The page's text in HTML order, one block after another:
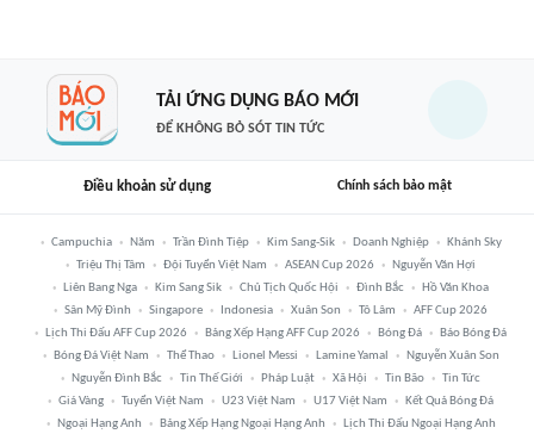
TẢI ỨNG DỤNG BÁO MỚI
ĐỂ KHÔNG BỎ SÓT TIN TỨC
Điều khoản sử dụng Chính sách bảo mật
Campuchia Năm Trần Đình Tiệp Kim Sang-Sik Doanh Nghiệp
Khánh Sky
Triệu Thị Tâm
Đội Tuyển Việt Nam ASEAN Cup 2026
Nguyễn Văn Hợi
Liên Bang Nga
Kim Sang Sik Chủ Tịch Quốc Hội Đình Bắc
Hồ Văn Khoa
Sân Mỹ Đình
Singapore Indonesia Xuân Son Tô Lâm
AFF Cup 2026
Lịch Thi Đấu AFF Cup 2026
Bảng Xếp Hạng AFF Cup 2026 Bóng Đá
Báo Bóng Đá
Bóng Đá Việt Nam
Thể Thao Lionel Messi Lamine Yamal
Nguyễn Xuân Son
Nguyễn Đình Bắc
Tin Thế Giới Pháp Luật Xã Hội Tin Bão
Tin Tức
Giá Vàng
Tuyển Việt Nam U23 Việt Nam U17 Việt Nam
Kết Quả Bóng Đá
Ngoại Hạng Anh
Bảng Xếp Hạng Ngoại Hạng Anh
Lịch Thi Đấu Ngoại Hạng Anh